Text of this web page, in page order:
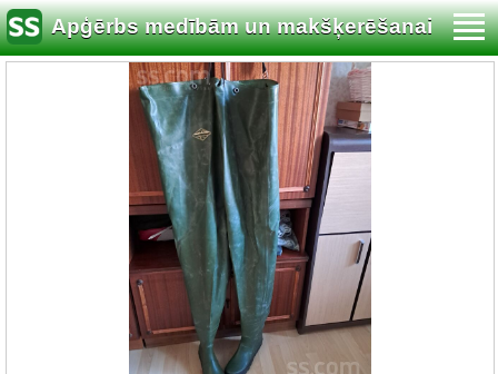
Apģērbs medībām un makšķerēšanai